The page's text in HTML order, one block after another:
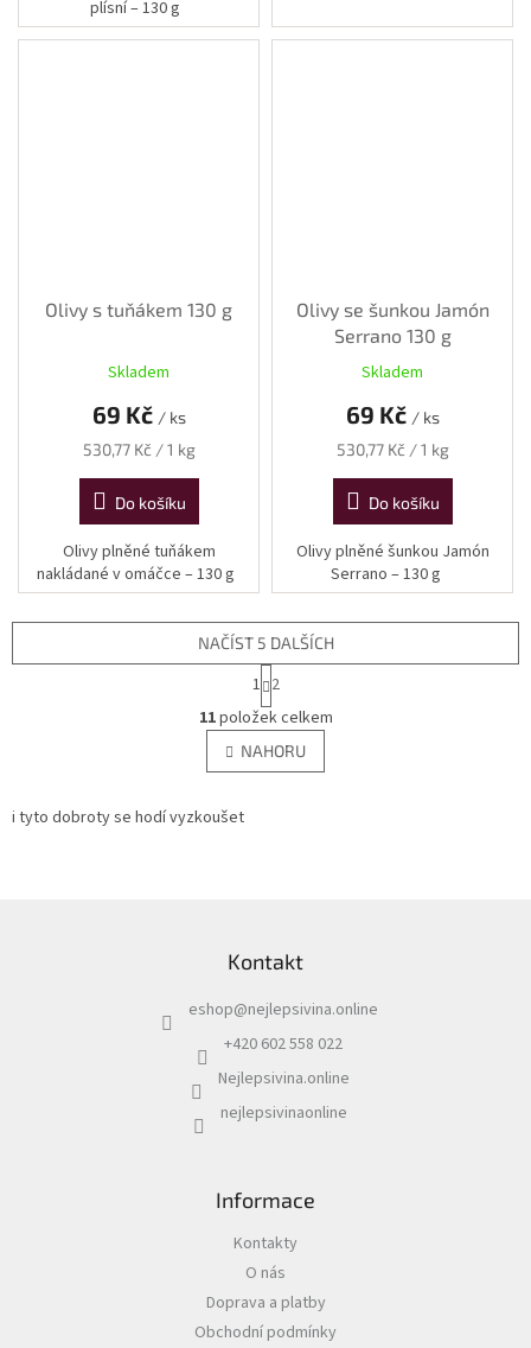
plísní – 130 g
Olivy s tuňákem 130 g
Skladem
69 Kč / ks
Měrná
530,77 Kč / 1 kg
Do košíku
Olivy plněné tuňákem
nakládané v omáčce – 130 g
Olivy se šunkou Jamón
Serrano 130 g
Skladem
69 Kč / ks
Měrná
530,77 Kč / 1 kg
Do košíku
Olivy plněné šunkou Jamón
Serrano – 130 g
O
v
l
á
k
y
v
ý
p
s
u
NAČÍST 5 DALŠÍCH
S
t
r
á
n
k
1 2
11položek celkem
NAHORU
i tyto dobroty se hodí vyzkoušet
Kontakt
eshop@nejlepsivina.online
+420 602 558 022
Nejlepsivina.online
nejlepsivinaonline
Informace
Kontakty
O nás
Doprava a platby
Obchodní podmínky